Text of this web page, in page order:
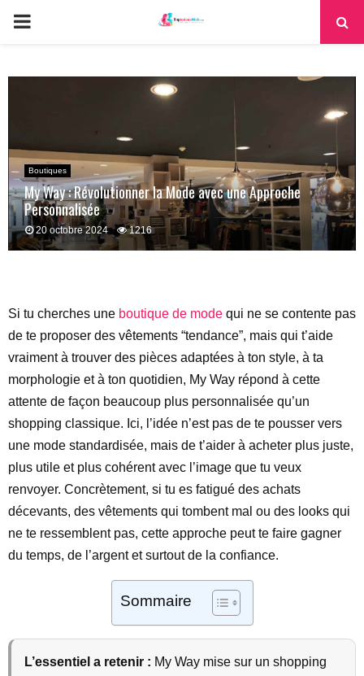
PRIMARY
Boutiques
My Way : Révolutionner la Mode avec une Approche
Personnalisée
20 octobre 2024 1216
Si tu cherches une boutique de mode qui ne se contente pas
de te proposer des vêtements “tendance”, mais qui t’aide
vraiment à trouver des pièces adaptées à ton style, à ta
morphologie et à ton quotidien, My Way répond à cette
attente de façon beaucoup plus personnalisée qu’un
shopping classique. Ici, l’idée n’est pas de te pousser vers
une mode standardisée, mais de t’aider à acheter plus juste,
plus utile et plus cohérent avec l’image que tu veux
renvoyer. Concrètement, si tu es fatigué des achats
décevants, des vêtements qui tombent mal ou des looks qui
ne te ressemblent pas, cette approche peut te faire gagner
du temps, de l’argent et surtout de la confiance.
Sommaire
L’essentiel a retenir : My Way mise sur un shopping